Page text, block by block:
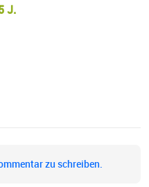
J.
zu schreiben.